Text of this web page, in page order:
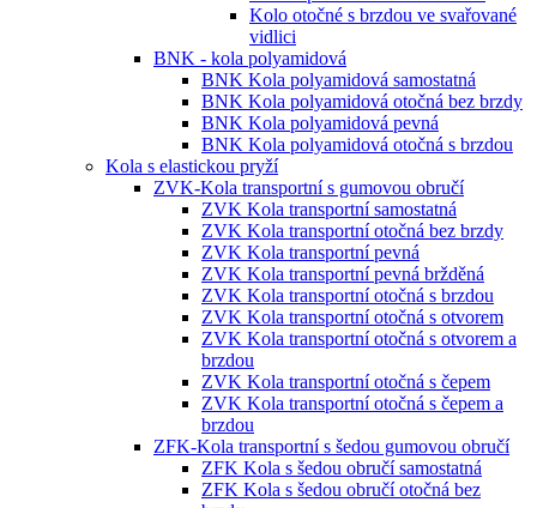
Kolo otočné s brzdou ve svařované
vidlici
BNK - kola polyamidová
BNK Kola polyamidová samostatná
BNK Kola polyamidová otočná bez brzdy
BNK Kola polyamidová pevná
BNK Kola polyamidová otočná s brzdou
Kola s elastickou pryží
ZVK-Kola transportní s gumovou obručí
ZVK Kola transportní samostatná
ZVK Kola transportní otočná bez brzdy
ZVK Kola transportní pevná
ZVK Kola transportní pevná bržděná
ZVK Kola transportní otočná s brzdou
ZVK Kola transportní otočná s otvorem
ZVK Kola transportní otočná s otvorem a
brzdou
ZVK Kola transportní otočná s čepem
ZVK Kola transportní otočná s čepem a
brzdou
ZFK-Kola transportní s šedou gumovou obručí
ZFK Kola s šedou obručí samostatná
ZFK Kola s šedou obručí otočná bez